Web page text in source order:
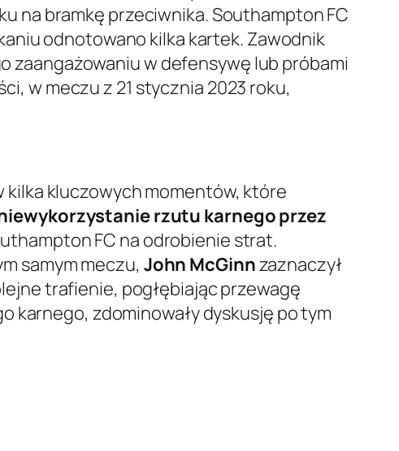
na bramkę przeciwnika. Southampton FC
odnotowano kilka kartek. Zawodnik
zaangażowaniu w defensywę lub próbami
w meczu z 21 stycznia 2023 roku,
kilka kluczowych momentów, które
rzutu karnego przez
FC na odrobienie strat.
samym meczu, John McGinnzaznaczył
trafienie, pogłębiając przewagę
karnego, zdominowały dyskusję po tym